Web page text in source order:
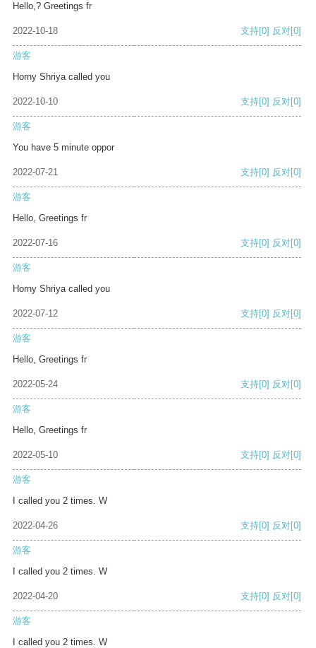
Hello,? Greetings fr
2022-10-18 支持[0] 反对[0]
游客
Horny Shriya called you
2022-10-10 支持[0] 反对[0]
游客
You have 5 minute oppor
2022-07-21 支持[0] 反对[0]
游客
Hello, Greetings fr
2022-07-16 支持[0] 反对[0]
游客
Horny Shriya called you
2022-07-12 支持[0] 反对[0]
游客
Hello, Greetings fr
2022-05-24 支持[0] 反对[0]
游客
Hello, Greetings fr
2022-05-10 支持[0] 反对[0]
游客
I called you 2 times. W
2022-04-26 支持[0] 反对[0]
游客
I called you 2 times. W
2022-04-20 支持[0] 反对[0]
游客
I called you 2 times. W